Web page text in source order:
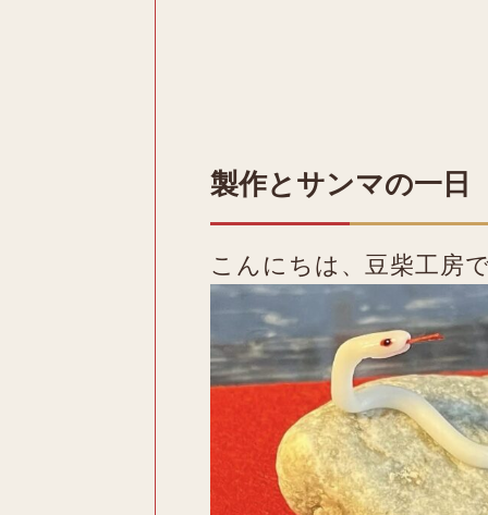
製作とサンマの一日
こんにちは、豆柴工房